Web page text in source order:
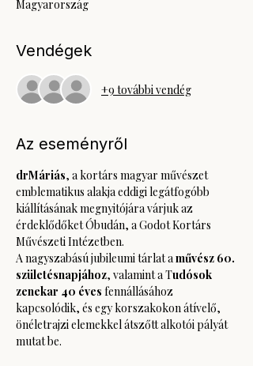
Magyarország
Vendégek
+9 további vendég
Az eseményről
drMáriás, a kortárs magyar művészet
emblematikus alakja eddigi legátfogóbb
kiállításának megnyitójára várjuk az
érdeklődőket Óbudán, a Godot Kortárs
Művészeti Intézetben.
A nagyszabású jubileumi tárlat a művész 60.
születésnapjához, valamint a Tudósok
zenekar 40 éves fennállásához
kapcsolódik, és egy korszakokon átívelő,
önéletrajzi elemekkel átszőtt alkotói pályát
mutat be.